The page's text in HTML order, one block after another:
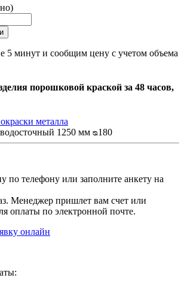
5 минут и сообщим цену с учетом объема
порошковой краской за 48 часов,
металла
1250 мм ᴓ180
по телефону или заполните анкету на
Менеджер пришлет вам счет или
оплаты по электронной почте.
онлайн